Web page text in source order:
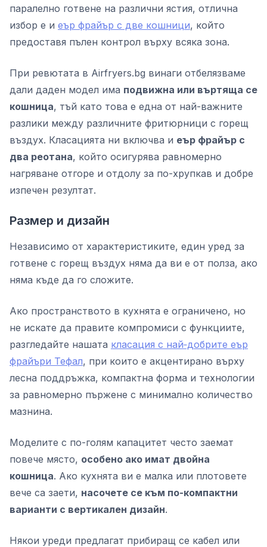
паралелно готвене на различни ястия, отлична
избор е и еър фрайър с две кошници, който
предоставя пълен контрол върху всяка зона.
При ревютата в Airfryers.bg винаги отбелязваме
дали даден модел има подвижна или въртяща се
кошница, тъй като това е една от най-важните
разлики между различните фритюрници с горещ
въздух. Класацията ни включва и еър фрайър с
два реотана, който осигурява равномерно
нагряване отгоре и отдолу за по-хрупкав и добре
изпечен резултат.
Размер и дизайн
Независимо от характеристиките, един уред за
готвене с горещ въздух няма да ви е от полза, ако
няма къде да го сложите.
Ако пространството в кухнята е ограничено, но
не искате да правите компромиси с функциите,
разгледайте нашата класация с най‑добрите еър
фрайъри Тефал, при които е акцентирано върху
лесна поддръжка, компактна форма и технологии
за равномерно пържене с минимално количество
мазнина.
Моделите с по-голям капацитет често заемат
повече място, особено ако имат двойна
кошница. Ако кухнята ви е малка или плотовете
вече са заети, насочете се към по-компактни
варианти с вертикален дизайн.
Някои уреди предлагат прибиращ се кабел или